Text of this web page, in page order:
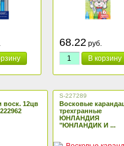
68.22 руб.
В корзину
воск. 12цв
S-227289
Восковые
трехгранные
ЮНЛАНДИЯ
"ЮНЛАНДИК И ...